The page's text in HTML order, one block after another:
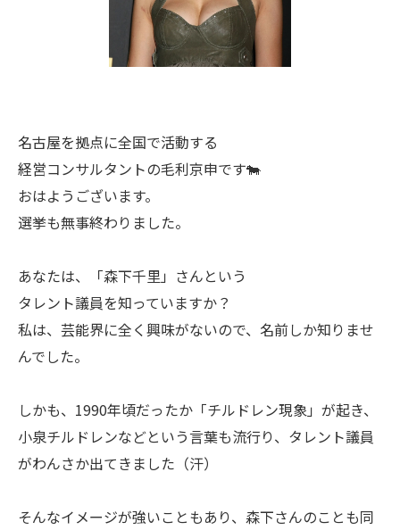
名古屋を拠点に全国で活動する
経営コンサルタントの毛利京申です🐄
おはようございます。
選挙も無事終わりました。
あなたは、「森下千里」さんという
タレント議員を知っていますか？
私は、芸能界に全く興味がないので、名前しか知りませ
んでした。
しかも、1990年頃だったか「チルドレン現象」が起き、
小泉チルドレンなどという言葉も流行り、タレント議員
がわんさか出てきました（汗）
そんなイメージが強いこともあり、森下さんのことも同